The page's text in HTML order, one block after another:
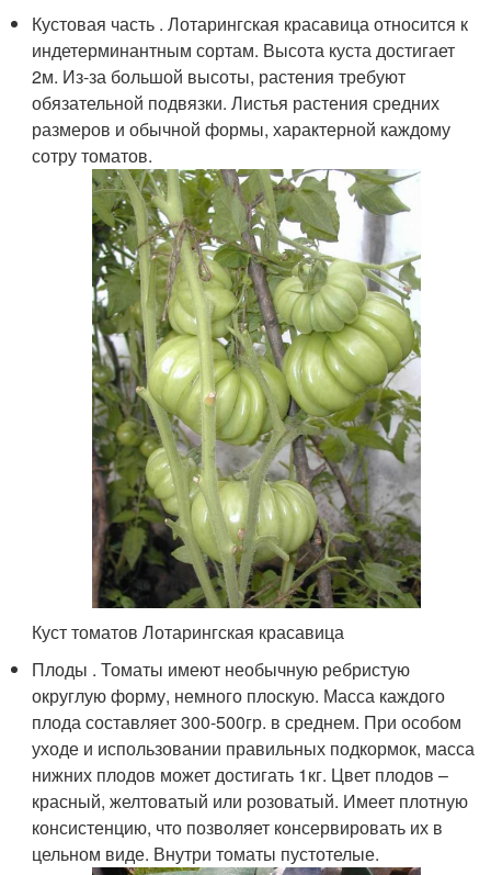
Кустовая часть . Лотарингская красавица относится к
индетерминантным сортам. Высота куста достигает
2м. Из-за большой высоты, растения требуют
обязательной подвязки. Листья растения средних
размеров и обычной формы, характерной каждому
сотру томатов.
Куст томатов Лотарингская красавица
Плоды . Томаты имеют необычную ребристую
округлую форму, немного плоскую. Масса каждого
плода составляет 300-500гр. в среднем. При особом
уходе и использовании правильных подкормок, масса
нижних плодов может достигать 1кг. Цвет плодов –
красный, желтоватый или розоватый. Имеет плотную
консистенцию, что позволяет консервировать их в
цельном виде. Внутри томаты пустотелые.